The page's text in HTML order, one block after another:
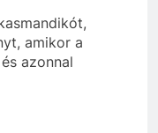
amikor a
azonnal